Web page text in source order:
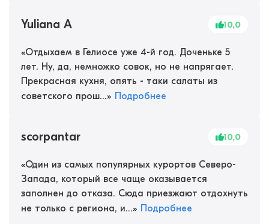
Yuliana A 10,0
«Отдыхаем в Гелиосе уже 4-й год. Доченьке 5
лет. Ну, да, немножко совок, но не напрягает.
Прекрасная кухня, опять - таки салаты из
советского прош...» Подробнее
scorpantar 10,0
«Один из самых популярных курортов Северо-
Запада, который все чаще оказывается
заполнен до отказа. Сюда приезжают отдохнуть
не только с региона, и...» Подробнее